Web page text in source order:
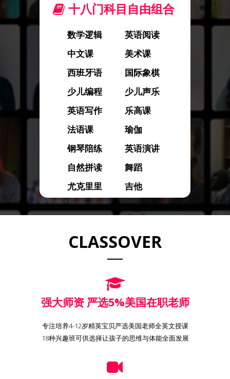
十八门科目自由组合
数学逻辑
中文课
西班牙语
少儿编程
英语写作
法语课
钢琴陪练
自然拼读
尤克里里
英语阅读
美术课
国际象棋
少儿声乐
乐高课
瑜伽
英语演讲
舞蹈
吉他
强大师资 严选5%美国在职老师
专注培养4-12岁精英宝贝严选美国老师全英文授课
18种兴趣班可供选择让孩子的思维与体能全面发展
CLASSOVER